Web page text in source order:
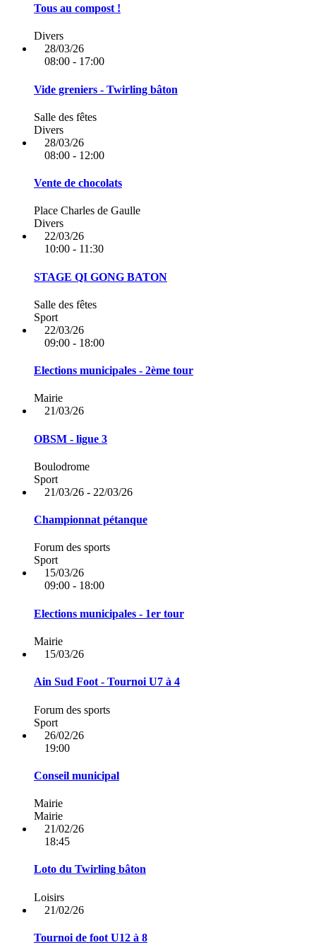
Tous au compost !
Divers
28/03/26
08:00 - 17:00
Vide greniers - Twirling bâton
Salle des fêtes
Divers
28/03/26
08:00 - 12:00
Vente de chocolats
Place Charles de Gaulle
Divers
22/03/26
10:00 - 11:30
STAGE QI GONG BATON
Salle des fêtes
Sport
22/03/26
09:00 - 18:00
Elections municipales - 2ème tour
Mairie
21/03/26
OBSM - ligue 3
Boulodrome
Sport
21/03/26 - 22/03/26
Championnat pétanque
Forum des sports
Sport
15/03/26
09:00 - 18:00
Elections municipales - 1er tour
Mairie
15/03/26
Ain Sud Foot - Tournoi U7 à 4
Forum des sports
Sport
26/02/26
19:00
Conseil municipal
Mairie
Mairie
21/02/26
18:45
Loto du Twirling bâton
Loisirs
21/02/26
Tournoi de foot U12 à 8